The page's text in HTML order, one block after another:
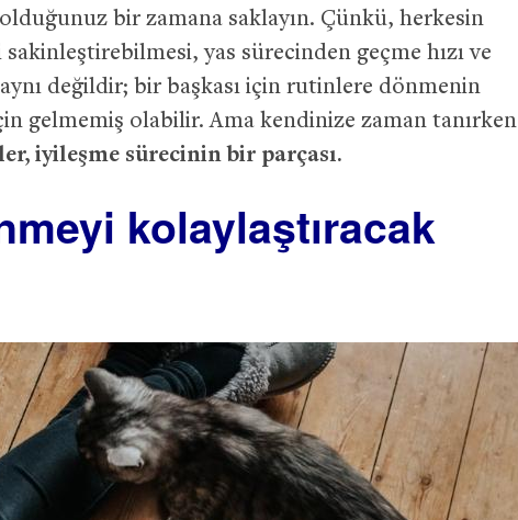
olduğunuz bir zamana saklayın. Çünkü, herkesin
yas sürecinden geçme hızı ve
değildir; bir başkası için rutinlere dönmenin
gelmemiş olabilir. Ama kendinize zaman tanırken
iyileşme sürecinin bir parçası.
kolaylaştıracak